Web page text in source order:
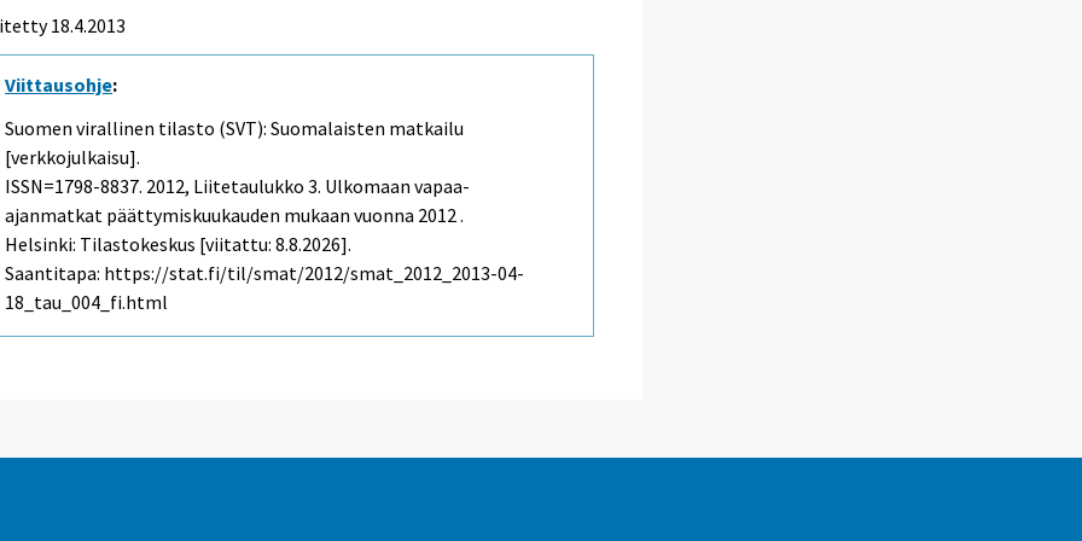
18.4.2013
Viittausohje:
Suomen virallinen tilasto (SVT): Suomalaisten matkailu
[verkkojulkaisu].
ISSN=1798-8837. 2012, Liitetaulukko 3. Ulkomaan vapaa-
ajanmatkat päättymiskuukauden mukaan vuonna 2012 .
Helsinki: Tilastokeskus [viitattu: 8.8.2026].
Saantitapa: https://stat.fi/til/smat/2012/smat_2012_2013-04-
18_tau_004_fi.html